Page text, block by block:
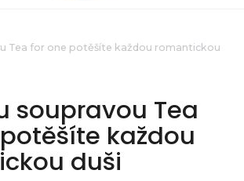
Tea for one potěšíte každou romantickou
soupravou Tea
každou
duši